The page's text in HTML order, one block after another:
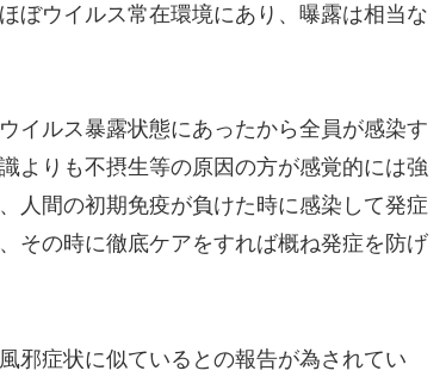
ぼウイルス常在環境にあり、曝露は相当な
イルス暴露状態にあったから全員が感染す
よりも不摂生等の原因の方が感覚的には強
人間の初期免疫が負けた時に感染して発症
その時に徹底ケアをすれば概ね発症を防げ
邪症状に似ているとの報告が為されてい